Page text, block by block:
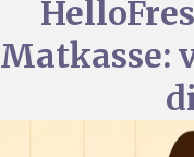
Matkasse: